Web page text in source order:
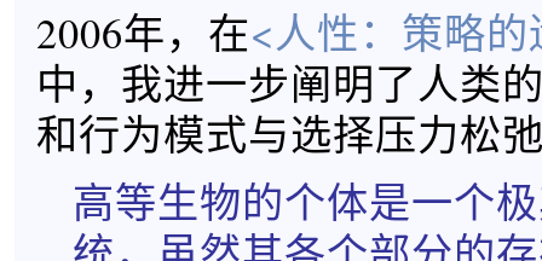
2006年，在<人性：策略
中，我进一步阐明了人类
和行为模式与选择压力松
高等生物的个体是一个